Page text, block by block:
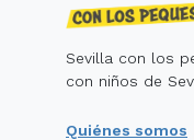
Sevilla con los
con niños de
Quiénes somos